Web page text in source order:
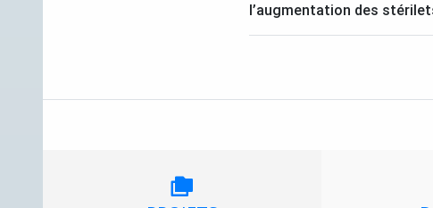
l’augmentation des